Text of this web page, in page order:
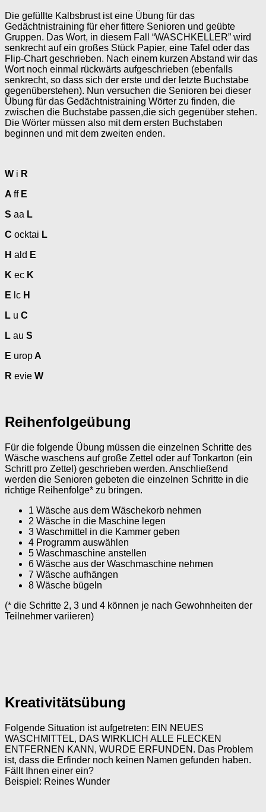
Die gefüllte Kalbsbrust ist eine Übung für das
Gedächtnistraining für eher fittere Senioren und geübte
Gruppen. Das Wort, in diesem Fall “WASCHKELLER” wird
senkrecht auf ein großes Stück Papier, eine Tafel oder das
Flip-Chart geschrieben. Nach einem kurzen Abstand wir das
Wort noch einmal rückwärts aufgeschrieben (ebenfalls
senkrecht, so dass sich der erste und der letzte Buchstabe
gegenüberstehen). Nun versuchen die Senioren bei dieser
Übung für das Gedächtnistraining Wörter zu finden, die
zwischen die Buchstabe passen,die sich gegenüber stehen.
Die Wörter müssen also mit dem ersten Buchstaben
beginnen und mit dem zweiten enden.
W i R
A ffE
S aa L
C ocktai L
H ald E
K ec K
E lc H
L u C
L au S
E urop A
R evie W
Reihenfolgeübung
Für die folgende Übung müssen die einzelnen Schritte des
Wäsche waschens auf große Zettel oder auf Tonkarton (ein
Schritt pro Zettel) geschrieben werden. Anschließend
werden die Senioren gebeten die einzelnen Schritte in die
richtige Reihenfolge* zu bringen.
1 Wäsche aus dem Wäschekorb nehmen
2 Wäsche in die Maschine legen
3 Waschmittel in die Kammer geben
4 Programm auswählen
5 Waschmaschine anstellen
6 Wäsche aus der Waschmaschine nehmen
7 Wäsche aufhängen
8 Wäsche bügeln
(* die Schritte 2, 3 und 4 können je nach Gewohnheiten der
Teilnehmer variieren)
Kreativitätsübung
Folgende Situation ist aufgetreten: EIN NEUES
WASCHMITTEL, DAS WIRKLICH ALLE FLECKEN
ENTFERNEN KANN, WURDE ERFUNDEN. Das Problem
ist, dass die Erfinder noch keinen Namen gefunden haben.
Fällt Ihnen einer ein?
Beispiel: Reines Wunder